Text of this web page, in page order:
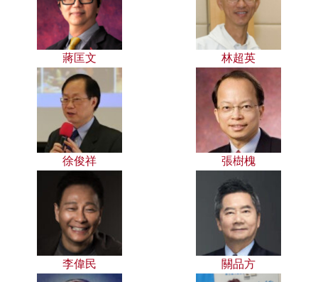
蔣匡文 林超英
徐俊祥 張樹槐
李偉民 關品方